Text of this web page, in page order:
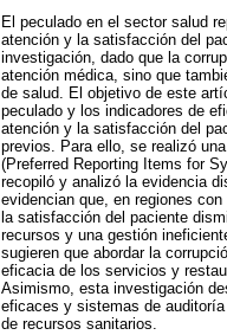
El peculado en el sector salud
atención y la satisfacción del
investigación, dado que la
atención médica, sino que
de salud. El objetivo de este
peculado y los indicadores de
atención y la satisfacción del
previos. Para ello, se realizó
(Preferred Reporting Items for
recopiló y analizó la evidencia
evidencian que, en regiones
la satisfacción del paciente
recursos y una gestión
sugieren que abordar la
eficacia de los servicios y
Asimismo, esta investigación
eficaces y sistemas de
de recursos sanitarios.